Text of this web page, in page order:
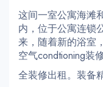
这间一室公寓海滩
内，位于公寓连锁
来，随着新的浴室
空气condtioning装
全装修出租。装备